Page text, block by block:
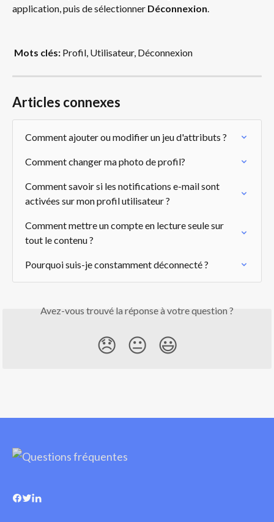
application, puis de sélectionner Déconnexion.
Mots clés: Profil, Utilisateur, Déconnexion
Articles connexes
Comment ajouter ou modifier un jeu d'attributs ?
Comment changer ma photo de profil?
Comment savoir si les notifications e-mail sont
activées sur mon profil utilisateur ?
Comment mettre un compte en lecture seule sur
tout le contenu ?
Pourquoi suis-je constamment déconnecté ?
Avez-vous trouvé la réponse à votre question ?
😞 😐 😃